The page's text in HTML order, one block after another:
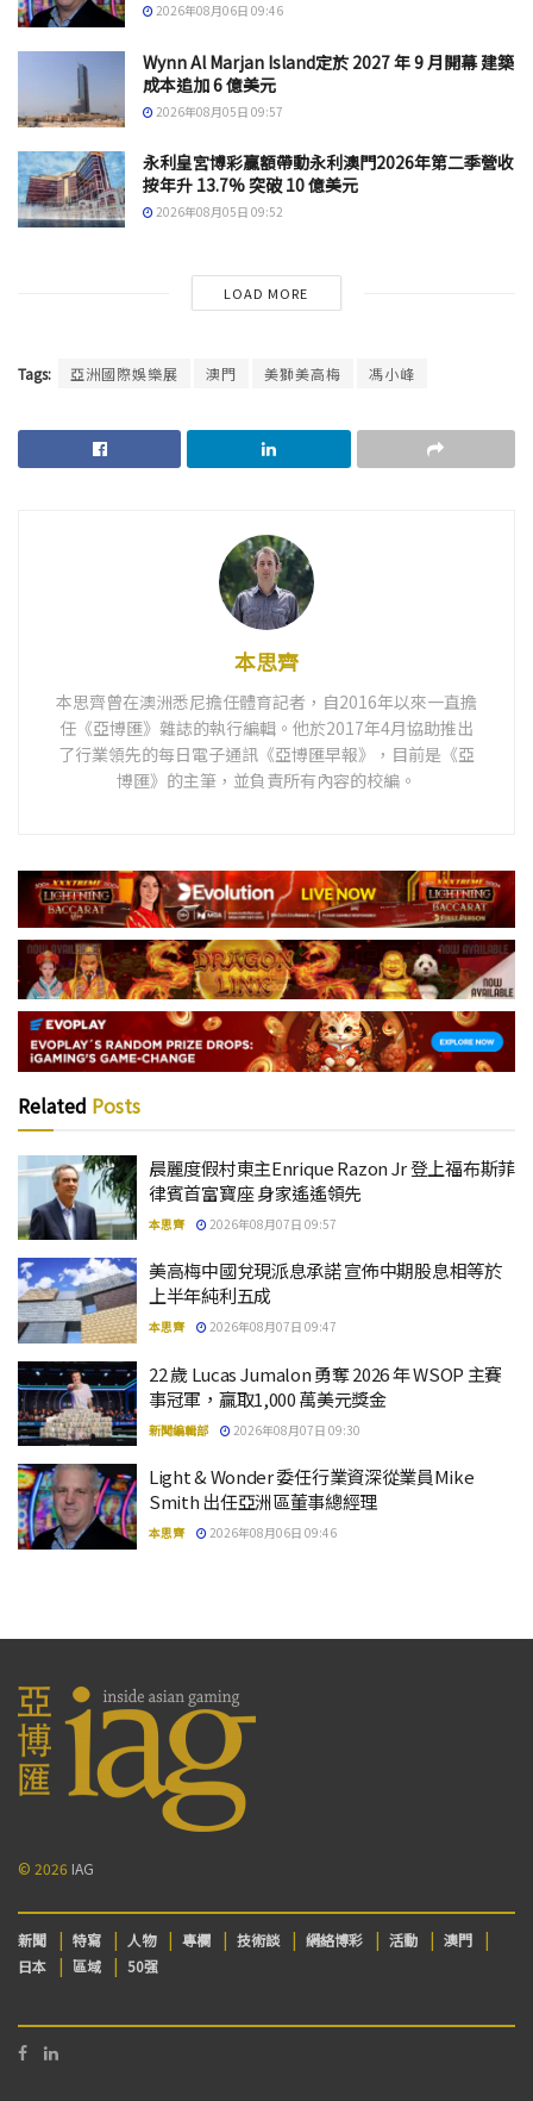
2026年08月06日 09:46
Wynn Al Marjan Island定於 2027 年 9 月開幕 建築
成本追加 6 億美元
2026年08月05日 09:57
永利皇宮博彩贏額帶動永利澳門2026年第二季營收
按年升 13.7% 突破 10 億美元
2026年08月05日 09:52
LOAD MORE
Tags: 亞洲國際娛樂展 澳門 美獅美高梅 馮小峰
本思齊
本思齊曾在澳洲悉尼擔任體育記者，自2016年以來一直擔
任《亞博匯》雜誌的執行編輯。他於2017年4月協助推出
了行業領先的每日電子通訊《亞博匯早報》，目前是《亞
博匯》的主筆，並負責所有內容的校編。
Related Posts
晨麗度假村東主Enrique Razon Jr 登上福布斯菲
律賓首富寶座 身家遙遙領先
本思齊 2026年08月07日 09:57
美高梅中國兌現派息承諾 宣佈中期股息相等於
上半年純利五成
本思齊 2026年08月07日 09:47
22 歲 Lucas Jumalon 勇奪 2026 年 WSOP 主賽
事冠軍，贏取1,000 萬美元獎金
新聞編輯部 2026年08月07日 09:30
Light & Wonder 委任行業資深從業員Mike
Smith 出任亞洲區董事總經理
本思齊 2026年08月06日 09:46
© 2026 IAG
新聞 特寫 人物 專欄 技術談 網絡博彩 活動
澳門
日本
區域 50强